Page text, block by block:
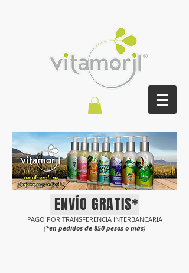
ENVÍO GRATIS*
PAGO POR TRANSFERENCIA INTERBANCARIA
(*en pedidos de 850 pesos o más)